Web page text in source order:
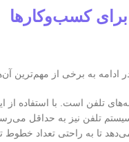
برای کسب‌وکارها
ادامه به برخی از مهم‌ترین
تلفن است. با استفاده
تلفن نیز به حداقل
تا به راحتی تعداد خطوط